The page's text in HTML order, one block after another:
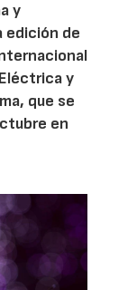
y
edición de
y
que se
en